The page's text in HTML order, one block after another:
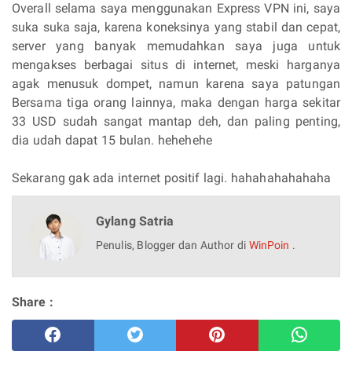
Overall selama saya menggunakan Express VPN ini, saya
suka suka saja, karena koneksinya yang stabil dan cepat,
server yang banyak memudahkan saya juga untuk
mengakses berbagai situs di internet, meski harganya
agak menusuk dompet, namun karena saya patungan
Bersama tiga orang lainnya, maka dengan harga sekitar
33 USD sudah sangat mantap deh, dan paling penting,
dia udah dapat 15 bulan. hehehehe
Sekarang gak ada internet positif lagi. hahahahahahaha
Gylang Satria
Penulis, Blogger dan Author di WinPoin .
Share :